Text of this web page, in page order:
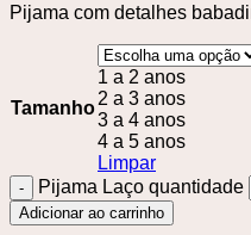
Pijama com detalhes
Tamanho
1 a 2 anos
2 a 3 anos
3 a 4 anos
4 a 5 anos
Limpar
Pijama Laço quantidade
Adicionar ao carrinho